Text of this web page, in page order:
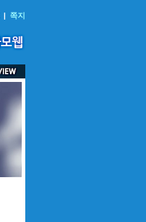
| 쪽지